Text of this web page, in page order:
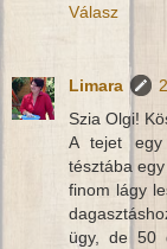
Válasz
Limara
Szia Olgi!
A tejet egy
tésztába
finom lágy
ügy, de 50